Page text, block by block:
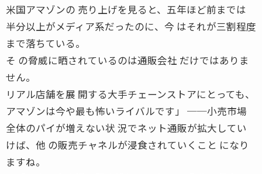
米国アマゾンの 売り上げを見ると、五年ほど前までは
半分以上がメディア系だったのに、今 はそれが三割程度
まで落ちている。
そ の脅威に晒されているのは通販会社 だけではありま
せん。
リアル店舗を展 開する大手チェーンストアにとっても、
アマゾンは今や最も怖いライバルです」 ──小売市場
全体のパイが増えない状 況でネット通販が拡大してい
けば、他 の販売チャネルが浸食されていくこと になり
ますね。